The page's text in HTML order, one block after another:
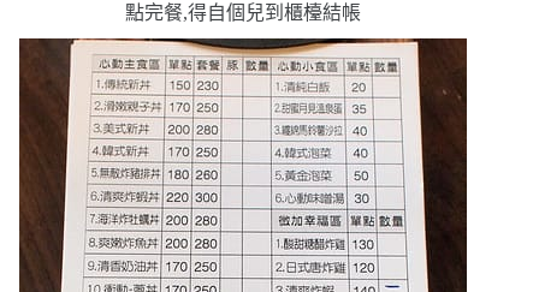
點完餐,得自個兒到櫃檯結帳